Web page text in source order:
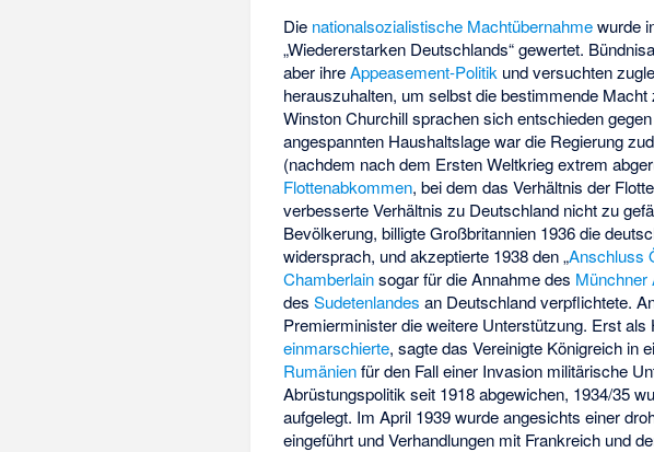
Die nationalsozialistische Machtübernahmewurde
„Wiedererstarken Deutschlands“ gewertet.
aber ihreAppeasement-Politik und versuchten
herauszuhalten, um selbst die bestimmende
Winston Churchill sprachen sich entschieden
angespannten Haushaltslage war die Regierung
(nachdem nach dem Ersten Weltkrieg extrem
Flottenabkommen, bei dem das Verhältnis der
verbesserte Verhältnis zu Deutschland nicht zu
Bevölkerung, billigte Großbritannien 1936 die
widersprach, und akzeptierte 1938 den „Anschluss
Chamberlainsogar für die Annahme des Münchner
desSudetenlandes an Deutschland verpflichtete.
Premierminister die weitere Unterstützung. Erst
einmarschierte, sagte das Vereinigte Königreich in
Rumänienfür den Fall einer Invasion militärische
Abrüstungspolitik seit 1918 abgewichen, 1934/35
aufgelegt. Im April 1939 wurde angesichts einer
eingeführt und Verhandlungen mit Frankreich und